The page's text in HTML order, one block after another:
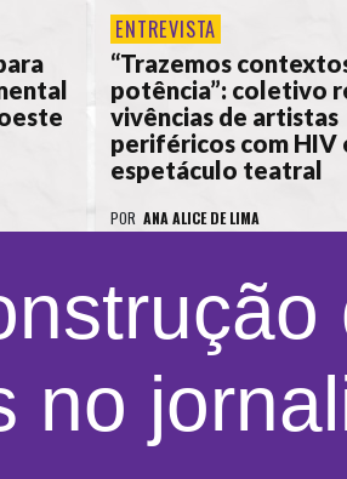
ENTREVISTA
“Trazemos
potência”: coletivo
vivências de artistas
periféricos com HIV
espetáculo teatral
POR ANA ALICE DE LIMA
no